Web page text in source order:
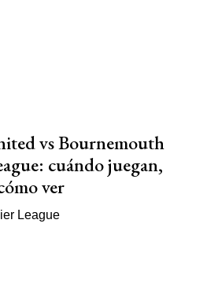
vs Bournemouth
cuándo juegan,
ver